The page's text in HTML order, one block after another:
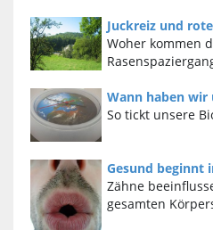
Juckreiz und
Woher kommen
Wann haben
So tickt unsere
Gesund beginnt
Zähne
gesamten